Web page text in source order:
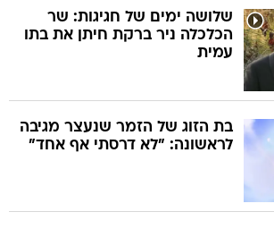
שלושה ימים של חגיגות: שר
הכלכלה ניר ברקת חיתן את בתו
עמית
בת הזוג של הזמר שנעצר מגיבה
לראשונה: "לא דרסתי אף אחד"